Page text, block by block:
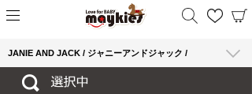
JANIE AND JACK / ジャニーアンドジャック /